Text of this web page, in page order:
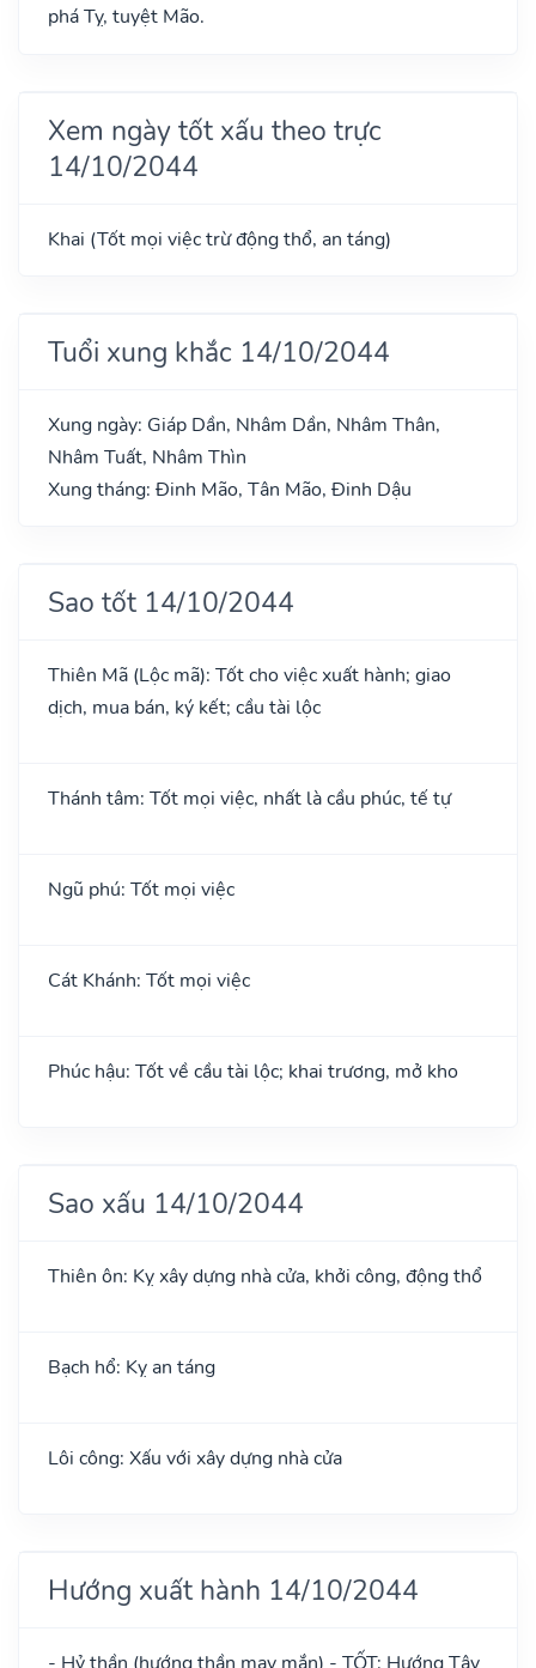
phá Tỵ, tuyệt Mão.
Xem ngày tốt xấu theo trực
14/10/2044
Khai (Tốt mọi việc trừ động thổ, an táng)
Tuổi xung khắc 14/10/2044
Xung ngày: Giáp Dần, Nhâm Dần, Nhâm Thân,
Nhâm Tuất, Nhâm Thìn
Xung tháng: Đinh Mão, Tân Mão, Đinh Dậu
Sao tốt 14/10/2044
Thiên Mã (Lộc mã): Tốt cho việc xuất hành; giao
dịch, mua bán, ký kết; cầu tài lộc
Thánh tâm: Tốt mọi việc, nhất là cầu phúc, tế tự
Ngũ phú: Tốt mọi việc
Cát Khánh: Tốt mọi việc
Phúc hậu: Tốt về cầu tài lộc; khai trương, mở kho
Sao xấu 14/10/2044
Thiên ôn: Kỵ xây dựng nhà cửa, khởi công, động thổ
Bạch hổ: Kỵ an táng
Lôi công: Xấu với xây dựng nhà cửa
Hướng xuất hành 14/10/2044